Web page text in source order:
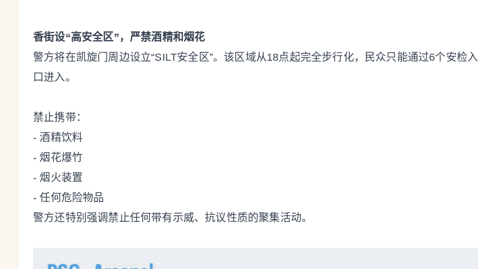
香街设“高安全区”，严禁酒精和烟花
警方将在凯旋门周边设立“SILT安全区”。该区域从18点起完全步行化，民众只能通过6个安检入
口进入。
禁止携带：
- 酒精饮料
- 烟花爆竹
- 烟火装置
- 任何危险物品
警方还特别强调禁止任何带有示威、抗议性质的聚集活动。